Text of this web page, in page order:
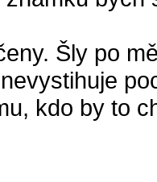
Šly po
kdo by to